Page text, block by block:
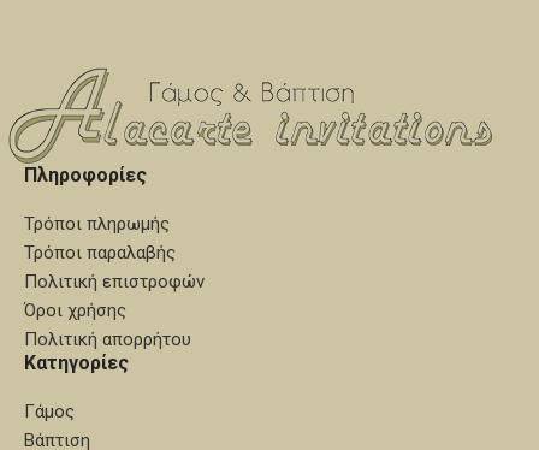
με κορδέλες πολυτελείας. Για
κατασκευή από καθαρό ασήμι
επικοινωνήστε μαζί μας.
Πληροφορίες
Τρόποι πληρωμής
Τρόποι παραλαβής
Πολιτική επιστροφών
Όροι χρήσης
Πολιτική απορρήτου
Κατηγορίες
Γάμος
Βάπτιση